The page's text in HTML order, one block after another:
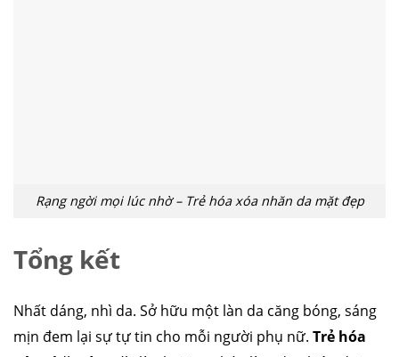
Rạng ngời mọi lúc nhờ – Trẻ hóa xóa nhăn da mặt đẹp
Tổng kết
Nhất dáng, nhì da. Sở hữu một làn da căng bóng, sáng
mịn đem lại sự tự tin cho mỗi người phụ nữ. Trẻ hóa